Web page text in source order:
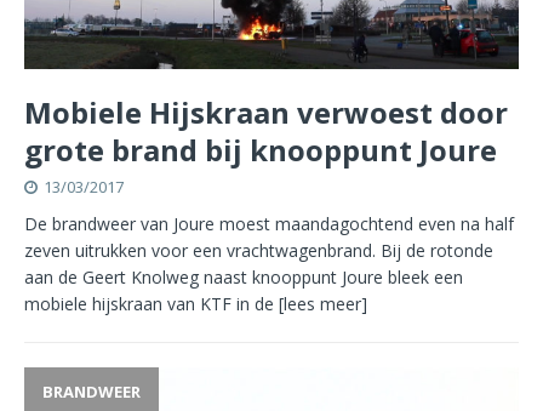
Mobiele Hijskraan verwoest door
grote brand bij knooppunt Joure
13/03/2017
De brandweer van Joure moest maandagochtend even na half
zeven uitrukken voor een vrachtwagenbrand. Bij de rotonde
aan de Geert Knolweg naast knooppunt Joure bleek een
mobiele hijskraan van KTF in de [lees meer]
BRANDWEER